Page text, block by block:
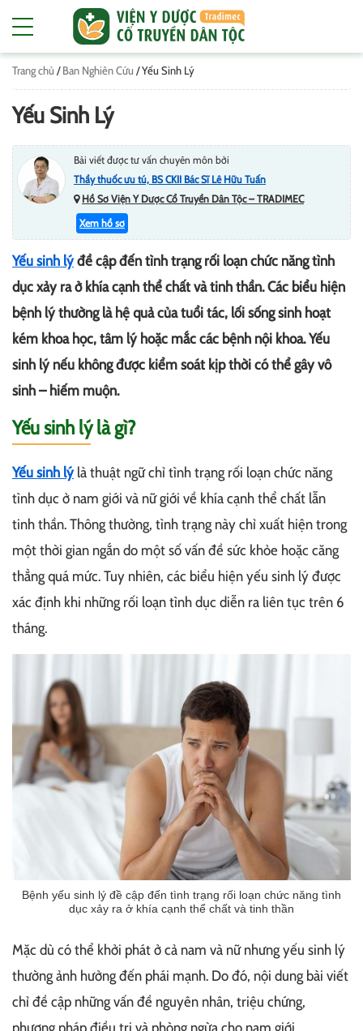
Trang chủ /Ban Nghiên Cứu /Yếu Sinh Lý
Yếu Sinh Lý
Bài viết được tư vấn chuyên môn bởi
Thầy thuốc ưu tú, BS CKII Bác Sĩ Lê Hữu Tuấn
Hồ Sơ Viện Y Dược Cổ Truyền Dân Tộc – TRADIMEC
Xem hồ sơ
Yếu sinh lýđề cập đến tình trạng rối loạn chức năng tình
dục xảy ra ở khía cạnh thể chất và tinh thần. Các biểu hiện
bệnh lý thường là hệ quả của tuổi tác, lối sống sinh hoạt
kém khoa học, tâm lý hoặc mắc các bệnh nội khoa. Yếu
sinh lý nếu không được kiểm soát kịp thời có thể gây vô
sinh – hiếm muộn.
Yếu sinh lý là gì?
Yếu sinh lýlà thuật ngữ chỉ tình trạng rối loạn chức năng
tình dục ở nam giới và nữ giới về khía cạnh thể chất lẫn
tinh thần. Thông thường, tình trạng này chỉ xuất hiện trong
một thời gian ngắn do một số vấn đề sức khỏe hoặc căng
thẳng quá mức. Tuy nhiên, các biểu hiện yếu sinh lý được
xác định khi những rối loạn tình dục diễn ra liên tục trên 6
tháng.
Bệnh yếu sinh lý đề cập đến tình trạng rối loạn chức năng tình
dục xảy ra ở khía cạnh thể chất và tinh thần
Mặc dù có thể khởi phát ở cả nam và nữ nhưng yếu sinh lý
thường ảnh hưởng đến phái mạnh. Do đó, nội dung bài viết
chỉ đề cập những vấn đề nguyên nhân, triệu chứng,